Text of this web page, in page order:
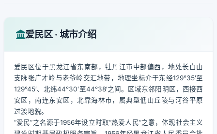
爱民区 · 城市介绍
爱民区位于黑龙江省东南部，牡丹江市中部偏西，地处长白山
支脉张广才岭与老爷岭交汇地带，地理坐标介于东经129°35′至
129°45′、北纬44°30′至44°38′之间。区域东邻阳明区，西接西
安区，南连东安区，北靠海林市，属典型低山丘陵与河谷平原
过渡地貌。
“爱民”之名源于1956年设立时取“热爱人民”之意，体现社会主义